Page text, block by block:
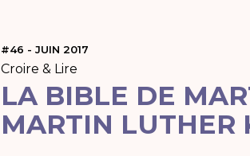
#46 - JUIN 2017
Croire & Lire
LA BIBLE DE
MARTIN LUTHER